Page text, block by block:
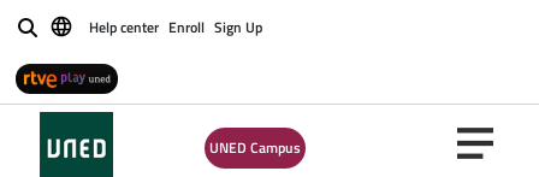
BuscarHelp center Enroll Sign Up
UNED Campus
APLICACIONES DE
LAS TIC AL ESTUDIO